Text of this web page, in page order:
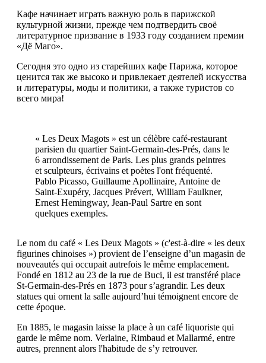
Кафе начинает играть важную роль в парижской
культурной жизни, прежде чем подтвердить своё
литературное призвание в 1933 году созданием премии
«Дё Маго́».
Сегодня это одно из старейших кафе Парижа, которое
ценится так же высоко и привлекает деятелей искусства
и литературы, моды и политики, а также туристов со
всего мира!
« Les Deux Magots » est un célèbre café-restaurant
parisien du quartier Saint-Germain-des-Prés, dans le
6 arrondissement de Paris. Les plus grands peintres
et sculpteurs, écrivains et poètes l'ont fréquenté.
Pablo Picasso, Guillaume Apollinaire, Antoine de
Saint-Exupéry, Jacques Prévert, William Faulkner,
Ernest Hemingway, Jean-Paul Sartre en sont
quelques exemples.
Le nom du café « Les Deux Magots » (c'est-à-dire « les deux
figurines chinoises ») provient de l’enseigne d’un magasin de
nouveautés qui occupait autrefois le même emplacement.
Fondé en 1812 au 23 de la rue de Buci, il est transféré place
St-Germain-des-Prés en 1873 pour s’agrandir. Les deux
statues qui ornent la salle aujourd’hui témoignent encore de
cette époque.
En 1885, le magasin laisse la place à un café liquoriste qui
garde le même nom. Verlaine, Rimbaud et Mallarmé, entre
autres, prennent alors l'habitude de s’y retrouver.